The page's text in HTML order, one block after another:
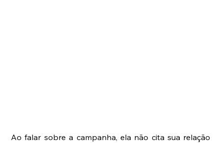
Ao falar sobre a campanha, ela não cita sua relação